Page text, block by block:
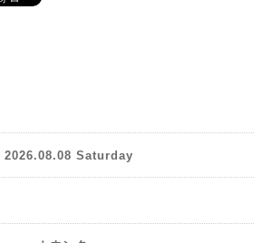
2026.08.08 Saturday